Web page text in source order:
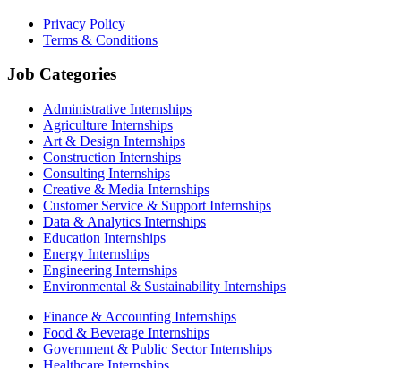
Privacy Policy
Terms & Conditions
Job Categories
Administrative Internships
Agriculture Internships
Art & Design Internships
Construction Internships
Consulting Internships
Creative & Media Internships
Customer Service & Support Internships
Data & Analytics Internships
Education Internships
Energy Internships
Engineering Internships
Environmental & Sustainability Internships
Finance & Accounting Internships
Food & Beverage Internships
Government & Public Sector Internships